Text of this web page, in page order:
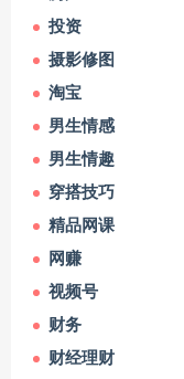
投资
摄影修图
淘宝
男生情感
男生情趣
穿搭技巧
精品网课
网赚
视频号
财务
财经理财